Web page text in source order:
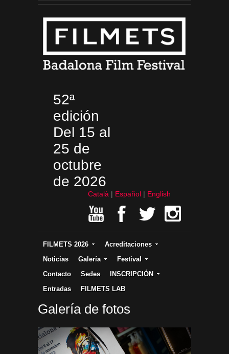
52ª
edición
Del 15 al
25 de
octubre
de 2026
Català Español English
FILMETS 2026
Acreditaciones
Noticias
Galería
Festival
Contacto
Sedes
INSCRIPCIÓN
Entradas
FILMETS LAB
Galería de fotos